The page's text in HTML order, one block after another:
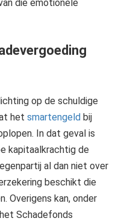
die emotionele
op de schuldige
het smartengeld bij
In dat geval is
kapitaalkrachtig de
al dan niet over
beschikt die
Overigens kan, onder
Schadefonds